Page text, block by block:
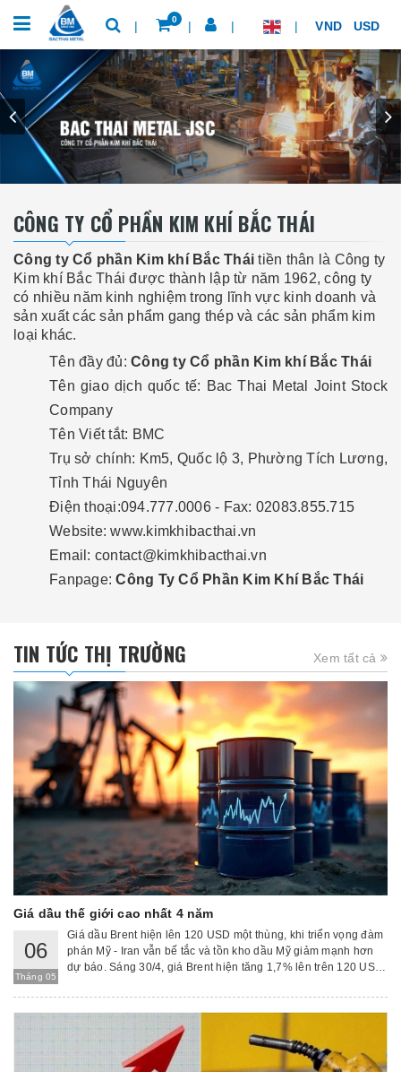
0 VND USD
CÔNG TY CỔ PHẦN KIM KHÍ BẮC THÁI
Công ty Cổ phần Kim khí Bắc Thái tiền thân là Công ty
Kim khí Bắc Thái được thành lập từ năm 1962, công ty
có nhiều năm kinh nghiệm trong lĩnh vực kinh doanh và
sản xuất các sản phẩm gang thép và các sản phẩm kim
loại khác.
Tên đầy đủ: Công ty Cổ phần Kim khí Bắc Thái
Tên giao dịch quốc tế: Bac Thai Metal Joint Stock
Company
Tên Viết tắt: BMC
Trụ sở chính: Km5, Quốc lộ 3, Phường Tích Lương,
Tỉnh Thái Nguyên
Điện thoại:094.777.0006 - Fax: 02083.855.715
Website:www.kimkhibacthai.vn
Email: contact@kimkhibacthai.vn
Fanpage:Công Ty Cổ Phần Kim Khí Bắc Thái
TIN TỨC THỊ TRƯỜNG Xem tất cả
Giá dầu thế giới cao nhất 4 năm
06
Tháng 05
Giá dầu Brent hiện lên 120 USD một thùng, khi triển vọng đàm
phán Mỹ - Iran vẫn bế tắc và tồn kho dầu Mỹ giảm mạnh hơn
dự báo. Sáng 30/4, giá Brent hiện tăng 1,7% lên trên 120 USD
LSEG. Phiên trước đó, giá loại dầu này đã tăng 6%.